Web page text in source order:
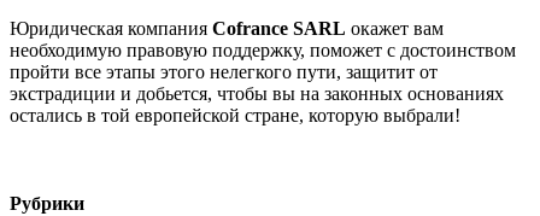
Юридическая компания Cofrance SARL окажет вам
необходимую правовую поддержку, поможет с достоинством
пройти все этапы этого нелегкого пути, защитит от
экстрадиции и добьется, чтобы вы на законных основаниях
остались в той европейской стране, которую выбрали!
Рубрики